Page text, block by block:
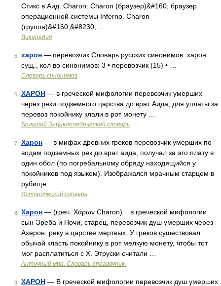
Стикс в Аид. Charon: Charon (браузер)&#160; браузер
операционной системы Inferno. Charon
(группа)&#160;&#8230; …
Википедия
5 харон — перевозчик Словарь русских синонимов. харон
сущ., кол во синонимов: 3 • перевозчик (15) • …
Словарь синонимов
6 ХАРОН — в греческой мифологии перевозчик умерших
через реки подземного царства до врат Аида; для уплаты за
перевоз покойнику клали в рот монету …
Большой Энциклопедический словарь
7 Харон — в мифах древних греков перевозчик умерших по
водам подземных рек до врат аида; получал за это плату в
один обол (по погребальному обряду находящийся у
покойников под языком). Изображался мрачным старцем в
рубище …
Исторический словарь
8 Харон — (греч. Χάρων Charon) в греческой мифологии
сын Эреба и Ночи, старец, перевозчик душ умерших через
Ахерон, реку в царстве мертвых. У греков сушествовал
обычай класть покойнику в рот мелкую монету, чтобы тот
мог расплатиться с Х. Этруски считали …
Античный мир. Словарь-справочник.
9 ХАРОН — В греческой мифологии перевозчик душ умерших